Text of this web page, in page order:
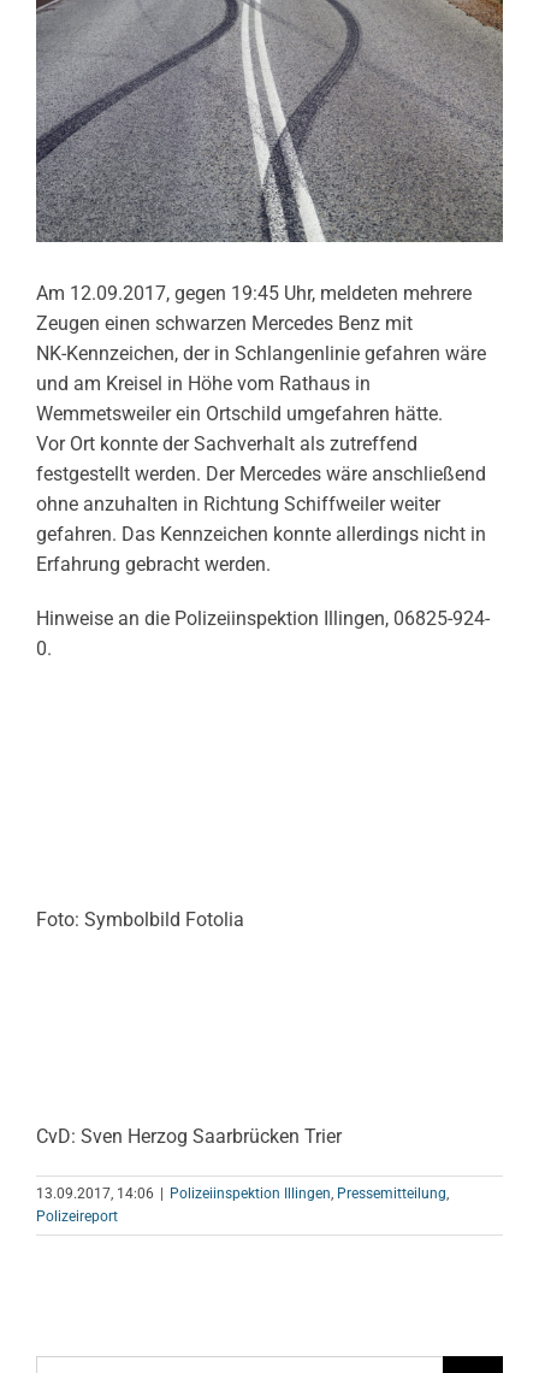
Am 12.09.2017, gegen 19:45 Uhr, meldeten mehrere
Zeugen einen schwarzen Mercedes Benz mit
NK-Kennzeichen, der in Schlangenlinie gefahren wäre
und am Kreisel in Höhe vom Rathaus in
Wemmetsweiler ein Ortschild umgefahren hätte.
Vor Ort konnte der Sachverhalt als zutreffend
festgestellt werden. Der Mercedes wäre anschließend
ohne anzuhalten in Richtung Schiffweiler weiter
gefahren. Das Kennzeichen konnte allerdings nicht in
Erfahrung gebracht werden.
Hinweise an die Polizeiinspektion Illingen, 06825-924-
0.
Foto: Symbolbild Fotolia
CvD: Sven Herzog Saarbrücken Trier
13.09.2017, 14:06 Polizeiinspektion Illingen, Pressemitteilung,
Polizeireport